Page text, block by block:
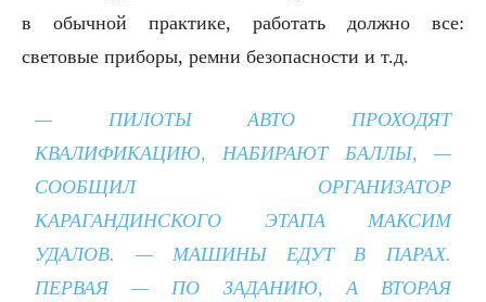
в обычной практике, работать должно все:
световые приборы, ремни безопасности и т.д.
— ПИЛОТЫ АВТО ПРОХОДЯТ
КВАЛИФИКАЦИЮ, НАБИРАЮТ БАЛЛЫ, —
СООБЩИЛ ОРГАНИЗАТОР
КАРАГАНДИНСКОГО ЭТАПА МАКСИМ
УДАЛОВ. —МАШИНЫ ЕДУТ В ПАРАХ.
ПЕРВАЯ — ПО ЗАДАНИЮ, А ВТОРАЯ